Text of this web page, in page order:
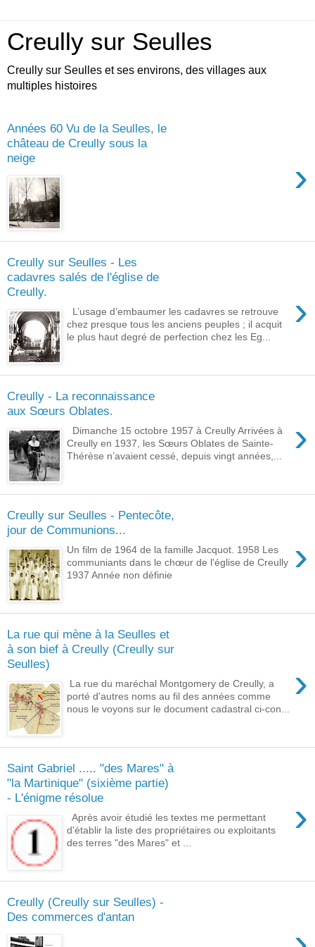
Creully sur Seulles
Creully sur Seulles et ses environs, des villages aux
multiples histoires
Années 60 Vu de la Seulles, le
château de Creully sous la
neige
›
Creully sur Seulles - Les
cadavres salés de l'église de
Creully.
›
L’usage d’embaumer les cadavres se retrouve
chez presque tous les anciens peuples ; il acquit
le plus haut degré de perfection chez les Eg...
Creully - La reconnaissance
aux Sœurs Oblates.
›
Dimanche 15 octobre 1957 à Creully Arrivées à
Creully en 1937, les Sœurs Oblates de Sainte-
Thérèse n’avaient cessé, depuis vingt années,...
Creully sur Seulles - Pentecôte,
jour de Communions...
›
Un film de 1964 de la famille Jacquot. 1958 Les
communiants dans le chœur de l'église de Creully
1937 Année non définie
La rue qui mène à la Seulles et
à son bief à Creully (Creully sur
Seulles)
›
La rue du maréchal Montgomery de Creully, a
porté d'autres noms au fil des années comme
nous le voyons sur le document cadastral ci-con...
Saint Gabriel ..... "des Mares" à
"la Martinique" (sixième partie)
- L'énigme résolue
›
Après avoir étudié les textes me permettant
d'établir la liste des propriétaires ou exploitants
des terres "des Mares" et ...
Creully (Creully sur Seulles) -
Des commerces d'antan